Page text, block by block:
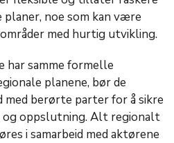
noe som kan være
med hurtig utvikling.
har samme formelle
planene, bør de
berørte parter for å sikre
og oppslutning. Alt regionalt
i samarbeid med aktørene